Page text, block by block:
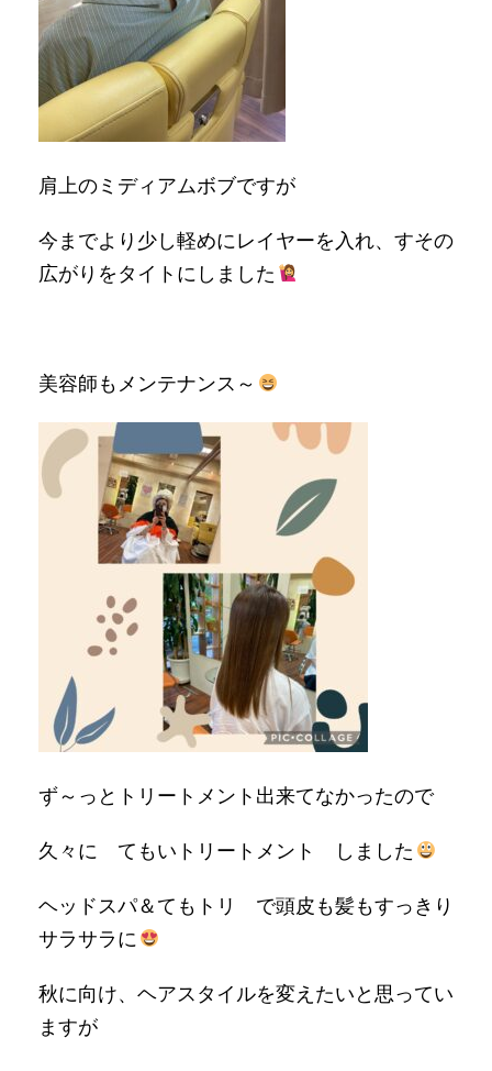
肩上のミディアムボブですが
今までより少し軽めにレイヤーを入れ、すその
広がりをタイトにしました
美容師もメンテナンス～
ず～っとトリートメント出来てなかったので
久々に てもいトリートメント しました
ヘッドスパ＆てもトリ で頭皮も髪もすっきり
サラサラに
秋に向け、ヘアスタイルを変えたいと思ってい
ますが